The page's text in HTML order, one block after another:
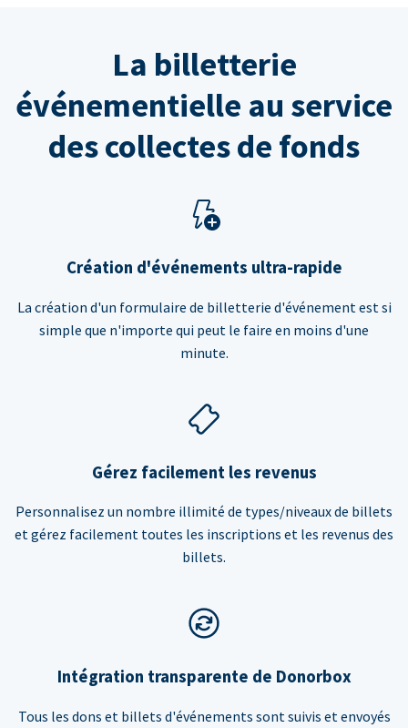
La billetterie
événementielle au service
des collectes de fonds
Création d'événements ultra-rapide
La création d'un formulaire de billetterie d'événement est si
simple que n'importe qui peut le faire en moins d'une
minute.
Gérez facilement les revenus
Personnalisez un nombre illimité de types/niveaux de billets
et gérez facilement toutes les inscriptions et les revenus des
billets.
Intégration transparente de Donorbox
Tous les dons et billets d'événements sont suivis et envoyés